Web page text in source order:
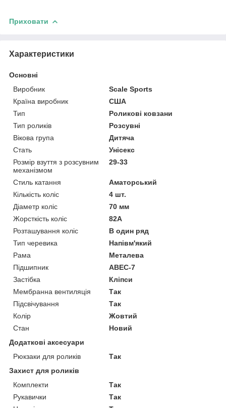
Приховати
Характеристики
Основні
Виробник
Scale Sports
Країна виробник
США
Тип
Роликові ковзани
Тип роликів
Розсувні
Вікова група
Дитяча
Стать
Унісекс
Розмір взуття з розсувним
механізмом
29-33
Стиль катання
Аматорський
Кількість коліс
4 шт.
Діаметр коліс
70 мм
Жорсткість коліс
82А
Розташування коліс
В один ряд
Тип черевика
Напівм'який
Рама
Металева
Підшипник
ABEC-7
Застібка
Кліпси
Мембранна вентиляція
Так
Підсвічування
Так
Колір
Жовтий
Стан
Новий
Додаткові аксесуари
Рюкзаки для роликів
Так
Захист для роликів
Комплекти
Так
Рукавички
Так